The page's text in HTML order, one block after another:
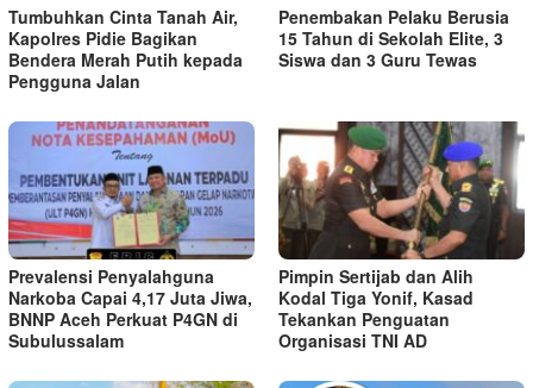
Tumbuhkan Cinta Tanah Air,
Kapolres Pidie Bagikan
Bendera Merah Putih kepada
Pengguna Jalan ‎
Penembakan Pelaku Berusia
15 Tahun di Sekolah Elite, 3
Siswa dan 3 Guru Tewas
Prevalensi Penyalahguna
Narkoba Capai 4,17 Juta Jiwa,
BNNP Aceh Perkuat P4GN di
Subulussalam
Pimpin Sertijab dan Alih
Kodal Tiga Yonif, Kasad
Tekankan Penguatan
Organisasi TNI AD